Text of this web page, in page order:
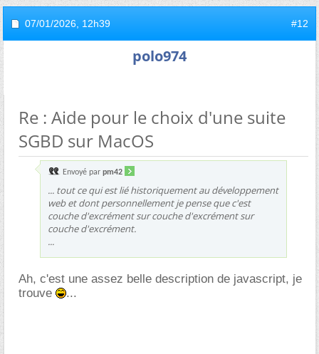
07/01/2026, 12h39 #12
polo974
Re : Aide pour le choix d'une suite
SGBD sur MacOS
Envoyé par pm42
... tout ce qui est lié historiquement au développement
web et dont personnellement je pense que c'est
couche d'excrément sur couche d'excrément sur
couche d'excrément.
...
Ah, c'est une assez belle description de javascript, je
trouve
...